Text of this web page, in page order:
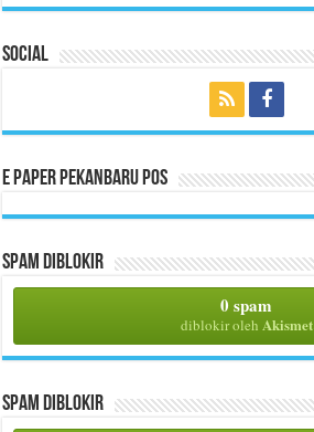
Social
E Paper Pekanbaru Pos
Spam Diblokir
0 spam
diblokir oleh Akismet
Spam Diblokir